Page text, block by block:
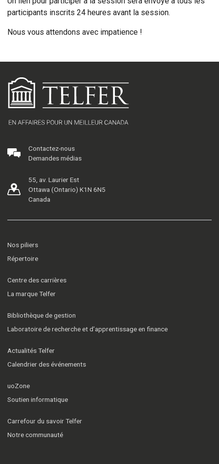
participants inscrits 24 heures avant la session.
Nous vous attendons avec impatience !
Contactez-nous
Demandes médias
55, av. Laurier Est
Ottawa (Ontario) K1N 6N5
Canada
Nos piliers
Répertoire
Centre des carrières
La marque Telfer
Bibliothèque de gestion
Laboratoire de recherche et d’apprentissage en finance
Actualités Telfer
Calendrier des événements
uoZone
Soutien informatique
Carrefour du savoir Telfer
Notre communauté